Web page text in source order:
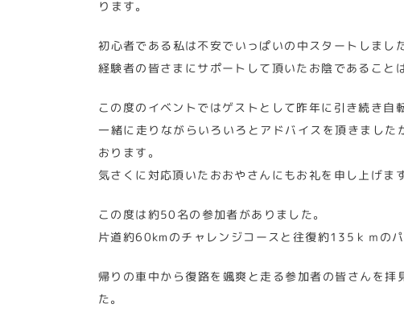
ります。
初心者である私は不安でいっぱいの中スタートしまし
経験者の皆さまにサポートして頂いたお陰であること
この度のイベントではゲストとして昨年に引き続き自
一緒に走りながらいろいろとアドバイスを頂きまし
おります。
気さくに対応頂いたおおやさんにもお礼を申し上げます
この度は約50名の参加者がありました。
片道約60kmのチャレンジコースと往復約135ｋｍの
帰りの車中から復路を颯爽と走る参加者の皆さんを
た。